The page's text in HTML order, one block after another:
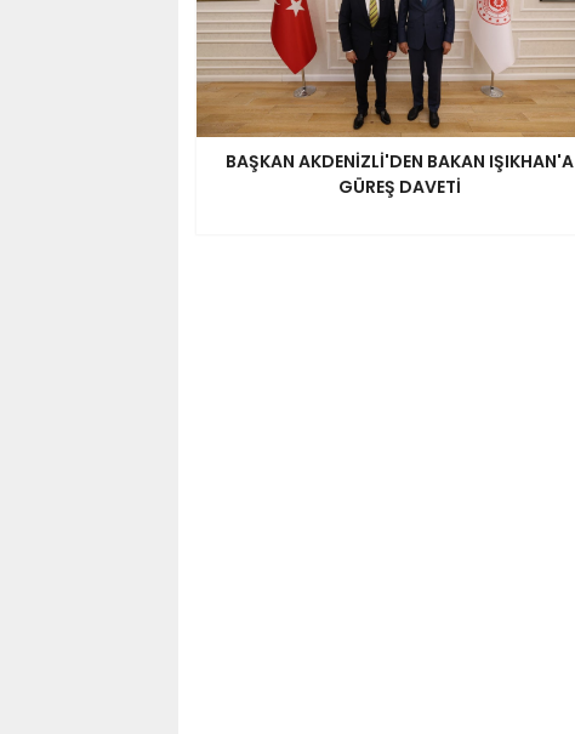
BAŞKAN AKDENİZLİ'DEN BAKAN IŞIKHAN'A
GÜREŞ DAVETİ